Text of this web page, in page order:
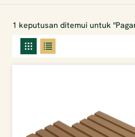
1 keputusan ditemui untuk